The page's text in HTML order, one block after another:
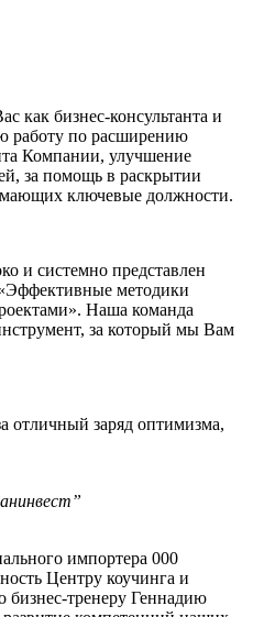
как бизнес-консультанта и
работу по расширению
Компании, улучшение
за помощь в раскрытии
ключевые должности.
и системно представлен
методики
Наша команда
за который мы Вам
отличный заряд оптимизма,
импортера 000
Центру коучинга и
бизнес-тренеру Геннадию